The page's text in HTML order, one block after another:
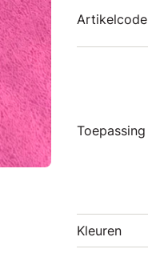
Artikelcode
Toepassing
Kleuren